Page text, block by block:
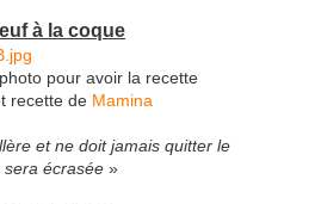
à la coque
pour avoir la recette
recette de Mamina
et ne doit jamais quitter le
sera écrasée »